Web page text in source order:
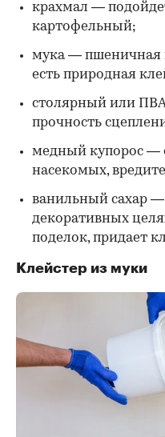
крахмал —
картофельный;
мука — пшеничная
есть природная
столярный или
прочность
медный купорос —
насекомых,
ванильный сахар —
декоративных
поделок, придает
Клейстер из муки